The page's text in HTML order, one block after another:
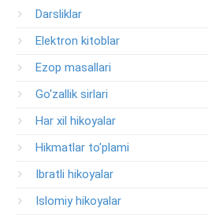
Darsliklar
Elektron kitoblar
Ezop masallari
Go'zallik sirlari
Har xil hikoyalar
Hikmatlar to'plami
Ibratli hikoyalar
Islomiy hikoyalar